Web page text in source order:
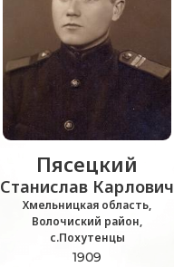
Пясецкий
Станислав Карлович
Хмельницкая область,
Волочиский район,
с.Похутенцы
1909